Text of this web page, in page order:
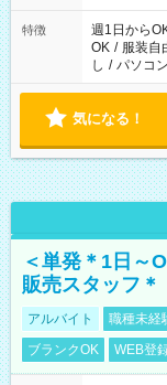
特徴 週1日から
OK / 服装自
し / パソコ
気になる！
＜単発＊1日～
販売スタッフ＊
アルバイト 職種未経
ブランクOK
WEB登